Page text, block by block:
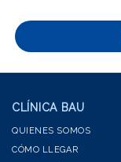
CLÍNICA BAU
QUIENES SOMOS
CÓMO LLEGAR